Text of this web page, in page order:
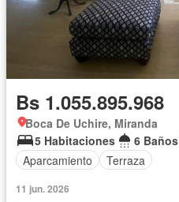
Bs 1.055.895.968
Boca De Uchire, Miranda
5 Habitaciones
6 Baños
Aparcamiento
Terraza
11 jun. 2026